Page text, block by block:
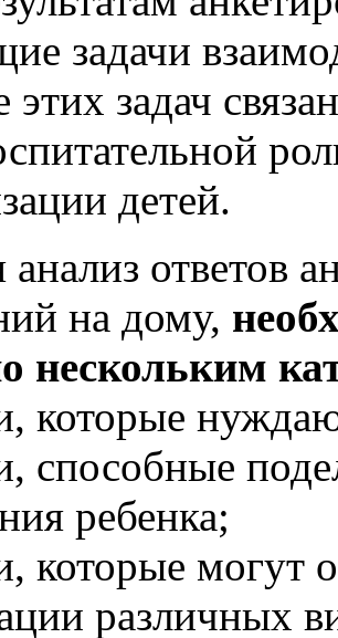
задачи
задач
детей.
ответов
на дому,
нескольким
которые
способные
ребенка;
которые могут
различных